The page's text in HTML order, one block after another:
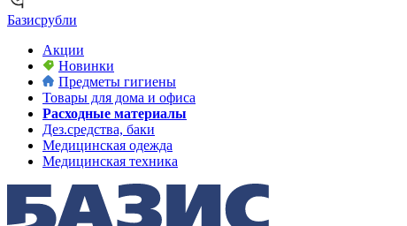
Базисрубли
Акции
Новинки
Предметы гигиены
Товары для дома и офиса
Расходные материалы
Дез.средства, баки
Медицинская одежда
Медицинская техника